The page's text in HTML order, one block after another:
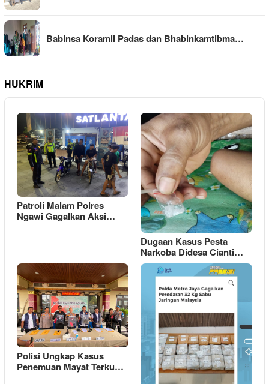
Babinsa Koramil Padas dan Bhabinkamtibma…
HUKRIM
Patroli Malam Polres
Ngawi Gagalkan Aksi…
Dugaan Kasus Pesta
Narkoba Didesa Cianti…
Polisi Ungkap Kasus
Penemuan Mayat Terku…